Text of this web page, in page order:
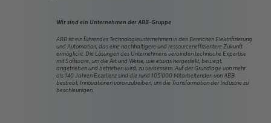
Wir sind ein Unternehmen der ABB-Gruppe
ABB ist ein führendes Technologieunternehmen in den Bereichen Elektrifizierung
und Automation, das eine nachhaltigere und ressourceneffizientere Zukunft
ermöglicht. Die Lösungen des Unternehmens verbinden technische Expertise
mit Software, um die Art und Weise, wie etwas hergestellt, bewegt,
angetrieben und betrieben wird, zu verbessern. Auf der Grundlage von mehr
als 140 Jahren Exzellenz sind die rund 105'000 Mitarbeitenden von ABB
bestrebt, Innovationen voranzutreiben, um die Transformation der Industrie zu
beschleunigen.